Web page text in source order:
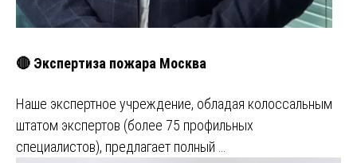
🔴 Экспертиза пожара Москва
Наше экспертное учреждение, обладая колоссальным
штатом экспертов (более 75 профильных
специалистов), предлагает полный …